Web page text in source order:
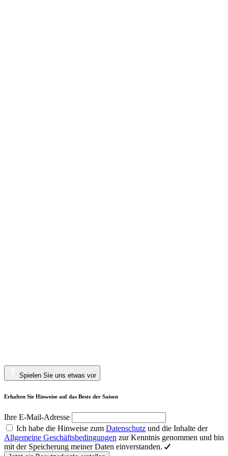
Spielen Sie uns etwas vor
Erhalten Sie Hinweise auf das Beste der Saison
Ihre E-Mail-Adresse
Ich habe die Hinweise zum Datenschutz und die Inhalte der
Allgemeine Geschäftsbedingungen zur Kenntnis genommen und bin
mit der Speicherung meiner Daten einverstanden.